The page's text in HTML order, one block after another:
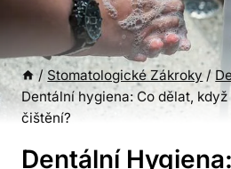
/ Stomatologické Zákroky /
Dentální hygiena: Co dělat,
čištění?
Dentální